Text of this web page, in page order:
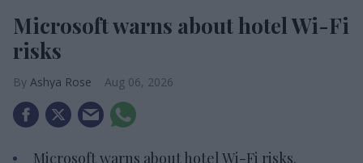
Microsoft warns about hotel Wi-Fi
risks
Ashya Rose Aug 06, 2026
Microsoft warns about hotel Wi-Fi risks.